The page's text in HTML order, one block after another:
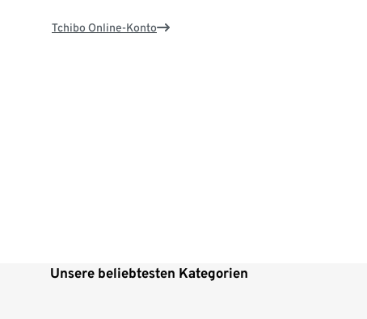
Tchibo Online-Konto
Unsere beliebtesten Kategorien